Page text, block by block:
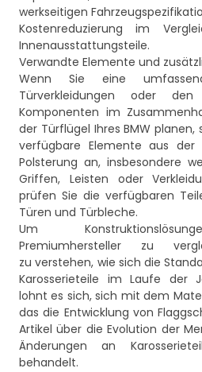
werkseitigen
Kostenreduzierung im
Innenausstattungsteile.
Verwandte Elemente und
Wenn Sie eine
Türverkleidungen oder
Komponenten im
der Türflügel Ihres BMW
verfügbare Elemente aus der
Polsterung an, insbesondere
Griffen, Leisten oder
prüfen Sie die verfügbaren
Türen und Türbleche.
Um
Premiumhersteller zu
zu verstehen, wie sich die
Karosserieteile im Laufe der
lohnt es sich, sich mit dem
das die Entwicklung von
Artikel über die Evolution der
Änderungen an
behandelt.